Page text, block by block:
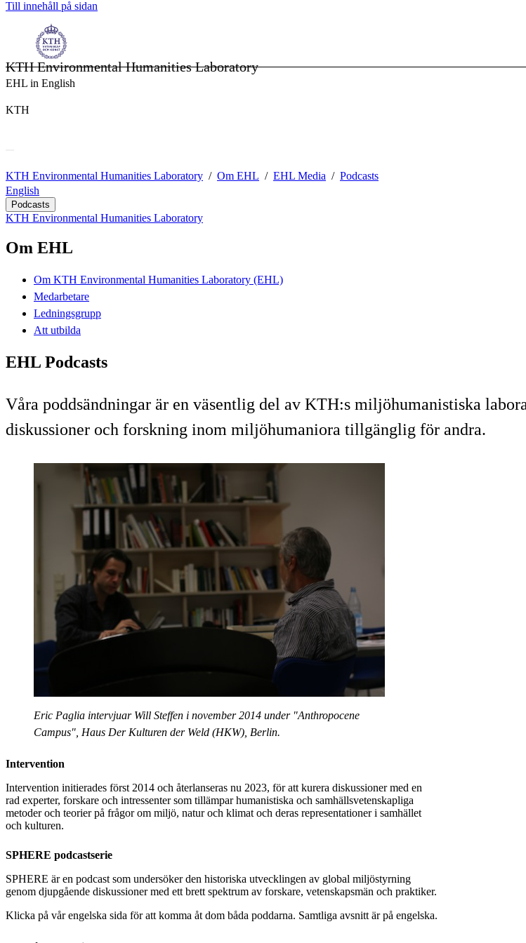
Till innehåll på sidan
KTH Environmental Humanities Laboratory
EHL in English
KTH
KTH Environmental Humanities Laboratory Om EHL EHL Media
Podcasts
English
Podcasts
KTH Environmental Humanities Laboratory
Om EHL
Om KTH Environmental Humanities Laboratory (EHL)
Medarbetare
Ledningsgrupp
Att utbilda
EHL Podcasts
Våra poddsändningar är en väsentlig del av KTH:s miljöhumanistiska
diskussioner och forskning inom miljöhumaniora tillgänglig för andra.
Eric Paglia intervjuar Will Steffen i november 2014 under "Anthropocene
Campus", Haus Der Kulturen der Weld (HKW), Berlin.
Intervention
Intervention initierades först 2014 och återlanseras nu 2023, för att kurera diskussioner med en
rad experter, forskare och intressenter som tillämpar humanistiska och samhällsvetenskapliga
metoder och teorier på frågor om miljö, natur och klimat och deras representationer i samhället
och kulturen.
SPHERE podcastserie
SPHERE är en podcast som undersöker den historiska utvecklingen av global miljöstyrning
genom djupgående diskussioner med ett brett spektrum av forskare, vetenskapsmän och praktiker.
Klicka på vår engelska sida för att komma åt dom båda poddarna. Samtliga avsnitt är på engelska.